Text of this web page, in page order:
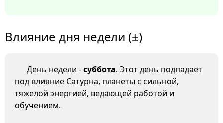
Влияние дня недели (±)
День недели -суббота. Этот день подпадает
под влияние Сатурна, планеты с сильной,
тяжелой энергией, ведающей работой и
обучением.